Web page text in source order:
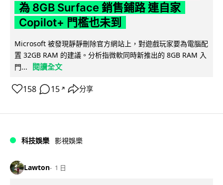
為 8GB Surface 銷售鋪路 連自家
Copilot+ 門檻也未到
Microsoft 被發現靜靜刪除官方網站上，對遊戲玩家要為電腦配
置 32GB RAM 的建議。分析指微軟同時新推出的 8GB RAM 入
門...
閱讀全文
158 15 ↗ 分享
科技娛樂 影視娛樂
Lawton 1 日